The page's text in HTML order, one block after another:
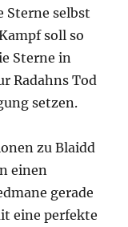
Sterne selbst
soll so
Sterne in
Radahns Tod
setzen.
zu Blaidd
einen
gerade
eine perfekte